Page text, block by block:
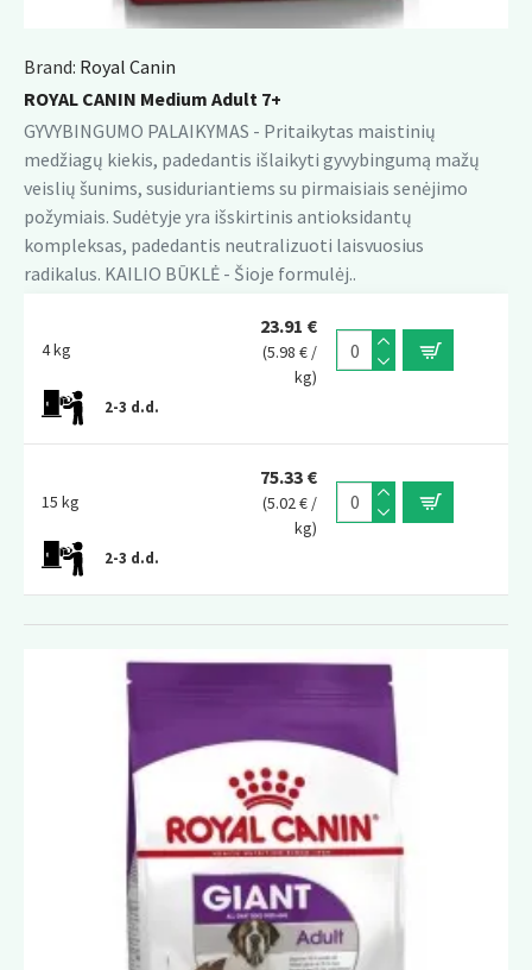
Brand: Royal Canin
ROYAL CANIN Medium Adult 7+
GYVYBINGUMO PALAIKYMAS - Pritaikytas maistinių
medžiagų kiekis, padedantis išlaikyti gyvybingumą mažų
veislių šunims, susiduriantiems su pirmaisiais senėjimo
požymiais. Sudėtyje yra išskirtinis antioksidantų
kompleksas, padedantis neutralizuoti laisvuosius
radikalus. KAILIO BŪKLĖ - Šioje formulėj..
4 kg
2-3 d.d.
23.91 €
(5.98 € /
kg)
15 kg
2-3 d.d.
75.33 €
(5.02 € /
kg)